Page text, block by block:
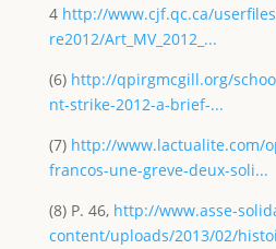
4 http://www.cjf.qc.ca/
re2012/Art_MV_2012_...
(6) http://qpirgmcgill.org/
nt-strike-2012-a-brief-...
(7) http://www.lactualite.com/
francos-une-greve-deux-soli...
(8) P. 46, http://www.asse-
content/uploads/2013/02/